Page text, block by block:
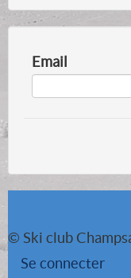
Email
© Ski club
Se connecter